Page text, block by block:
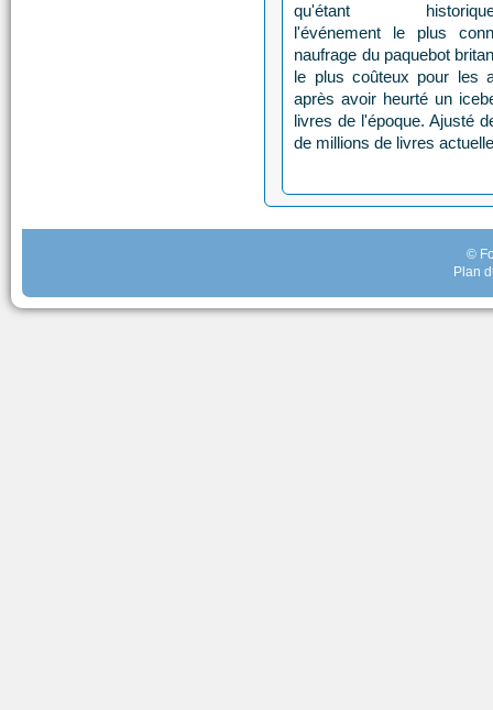
qu'étant
l'événement le plus
naufrage du paquebot
le plus coûteux pour les
après avoir heurté un
livres de l'époque. Ajusté
de millions de livres
©
Plan